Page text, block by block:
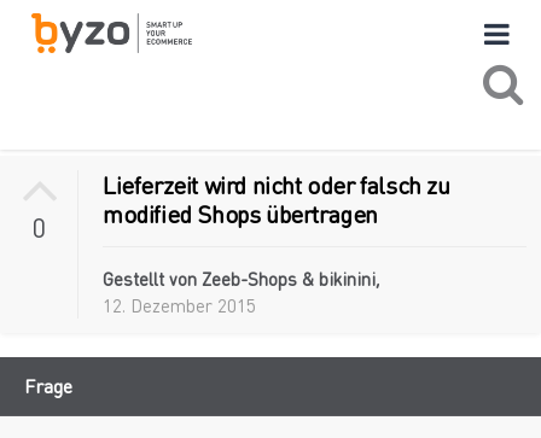
0
Lieferzeit wird nicht oder falsch zu
modified Shops übertragen
Gestellt von Zeeb-Shops & bikinini,
12. Dezember 2015
Frage